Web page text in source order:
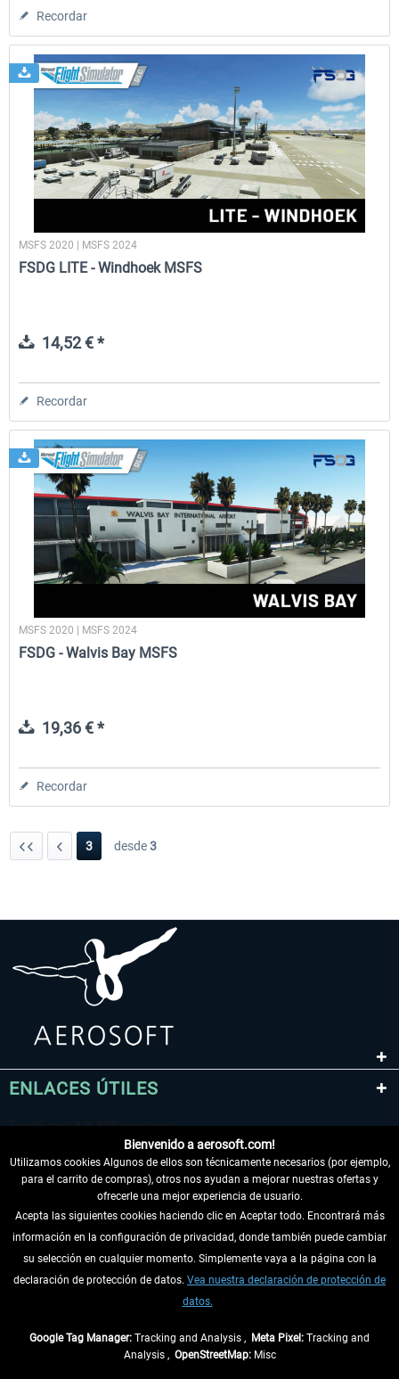
Recordar
MSFS 2020 | MSFS 2024
FSDG LITE - Windhoek MSFS
14,52 € *
Recordar
MSFS 2020 | MSFS 2024
FSDG - Walvis Bay MSFS
19,36 € *
Recordar
3 desde3
ENLACES ÚTILES
DESISTIR DEL CONTRATO
INFORMACIÓN
Bienvenido a aerosoft.com!
Utilizamos cookies Algunos de ellos son técnicamente necesarios (por ejemplo,
para el carrito de compras), otros nos ayudan a mejorar nuestras ofertas y
ofrecerle una mejor experiencia de usuario.
Acepta las siguientes cookies haciendo clic en Aceptar todo. Encontrará más
información en la configuración de privacidad, donde también puede cambiar
su selección en cualquier momento. Simplemente vaya a la página con la
declaración de protección de datos. Vea nuestra declaración de protección de
datos.
Google Tag Manager: Tracking and Analysis , Meta Pixel: Tracking and
Analysis , OpenStreetMap:Misc